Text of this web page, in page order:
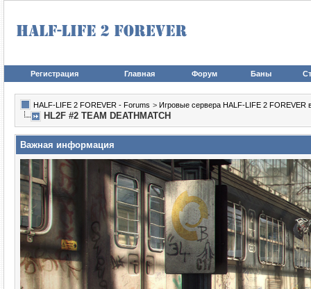
Регистрация Главная Форум Баны
HALF-LIFE 2 FOREVER - Forums > Игровые сервера HALF-LIFE 2 FOREVER
HL2F #2 TEAM DEATHMATCH
Важная информация